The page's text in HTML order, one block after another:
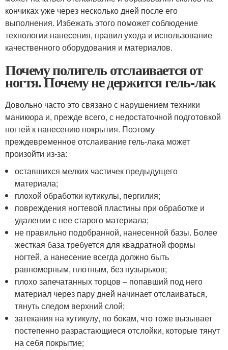
кончиках уже через несколько дней после его
выполнения. Избежать этого поможет соблюдение
технологии нанесения, правил ухода и использование
качественного оборудования и материалов.
Почему полигель отслаивается от
ногтя. Почему не держится гель-лак
Довольно часто это связано с нарушением техники
маникюра и, прежде всего, с недостаточной подготовкой
ногтей к нанесению покрытия. Поэтому
преждевременное отслаивание гель-лака может
произойти из-за:
оставшихся мелких частичек предыдущего
материала;
плохой обработки кутикулы, пергилия;
повреждения ногтевой пластины при обработке и
удалении с нее старого материала;
не правильно подобранной, нанесенной базы. Более
жесткая база требуется для квадратной формы
ногтей, а нанесение всегда должно быть
равномерным, плотным, без пузырьков;
плохо запечатанных торцов – попавший под него
материал через пару дней начинает отслаиваться,
тянуть следом верхний слой;
затекания на кутикулу, по бокам, что тоже вызывает
постепенно разрастающиеся отслойки, которые тянут
на себя покрытие;